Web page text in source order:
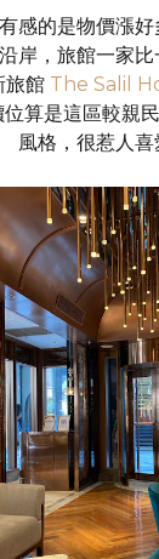
感的是物價漲
岸，旅館一家
旅館 The Salil
位算是這區較親
風格，很惹人喜